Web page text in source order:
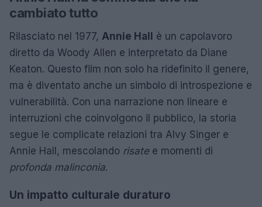
cambiato tutto
Rilasciato nel 1977, Annie Hall è un capolavoro
diretto da Woody Allen e interpretato da Diane
Keaton. Questo film non solo ha ridefinito il genere,
ma è diventato anche un simbolo di introspezione e
vulnerabilità. Con una narrazione non lineare e
interruzioni che coinvolgono il pubblico, la storia
segue le complicate relazioni tra Alvy Singer e
Annie Hall, mescolando risatee momenti di
profonda malinconia.
Un impatto culturale duraturo